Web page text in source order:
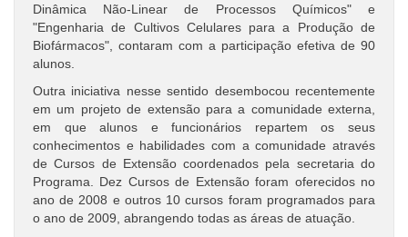
Dinâmica Não-Linear de Processos Químicos" e
"Engenharia de Cultivos Celulares para a Produção de
Biofármacos", contaram com a participação efetiva de 90
alunos.
Outra iniciativa nesse sentido desembocou recentemente
em um projeto de extensão para a comunidade externa,
em que alunos e funcionários repartem os seus
conhecimentos e habilidades com a comunidade através
de Cursos de Extensão coordenados pela secretaria do
Programa. Dez Cursos de Extensão foram oferecidos no
ano de 2008 e outros 10 cursos foram programados para
o ano de 2009, abrangendo todas as áreas de atuação.